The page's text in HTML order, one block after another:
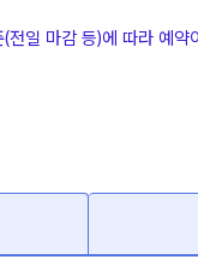
일 마감 등)에 따라 예